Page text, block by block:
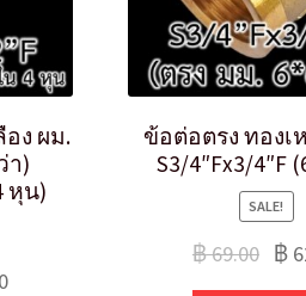
ง ผม.
า)
หุน)
ข้อต่อตรง ทองเ
S3/4″Fx3/4″F
SALE!
฿69.00 ฿